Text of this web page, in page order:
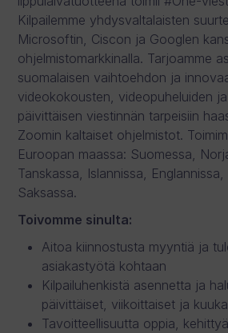
Kilpailemme yhdysvaltalaisten
Microsoftin, Ciscon ja Googlen
ohjelmistomarkkinalla. Tarjoamme
suomalaisen vaihtoehdon ja
videokokousten, videopuheluiden
päivittäisen viestinnän tarpeisiin
Zoomin kaltaiset ohjelmistot.
Euroopan maassa: Suomessa,
Tanskassa, Islannissa,
Saksassa.
Toivomme sinulta:
Aitoa kiinnostusta myyntiä ja
asiakastyötä kohtaan
Kilpailuhenkistä asennetta ja
päivittäiset, viikoittaiset ja
Tavoitteellisuutta oppia,